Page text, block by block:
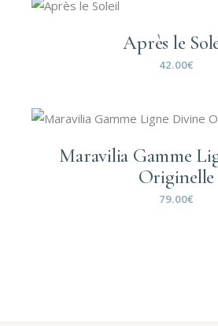
Après le
42.00€
Maravilia Gamme
Originelle
79.00€